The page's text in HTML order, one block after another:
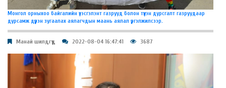
Монгол орныхоо байгалийн үзэсгэлэнт газрууд болон түүхэн дурсгалт газруудаар
дурсамж дүүрэн зугаалах аялагчдын маань аялал үргэлжилсээр.
Манай шилдгүүд 2022-08-04 16:47:41 3687